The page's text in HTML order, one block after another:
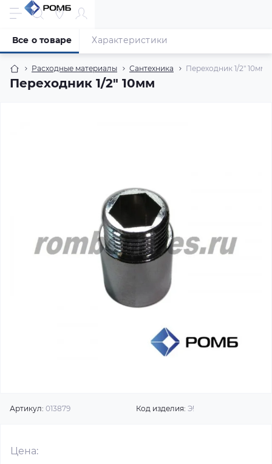
Расходные материалы Сантехника Переходник 1/2" 10мм
Переходник 1/2" 10мм
Все о товаре Характеристики
Артикул: 013879 Код изделия: Э!
Цена: